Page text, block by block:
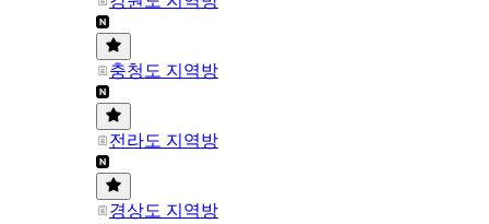
충청도 지역방
전라도 지역방
경상도 지역방